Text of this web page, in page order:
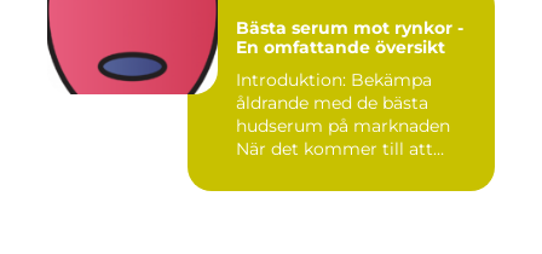
Bästa serum mot rynkor -
En omfattande översikt
Introduktion: Bekämpa
åldrande med de bästa
hudserum på marknaden
När det kommer till att